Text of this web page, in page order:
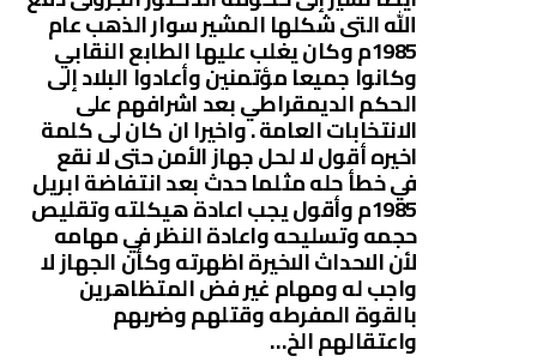
الله التى شكلها المشير سوار الذهب عام
1985م وكان يغلب عليها الطابع النقابي
وكانوا جميعا مؤتمنين وأعادوا البلاد إلى
الحكم الديمقراطي بعد اشرافهم على
الانتخابات العامة . واخيرا ان كان لى كلمة
اخيره أقول لا لحل جهاز الأمن حتى لا نقع
في خطأ حله مثلما حدث بعد انتفاضة ابريل
1985م وأقول يجب اعادة هيكلته وتقليص
حجمه وتسليحه واعادة النظر في مهامه
لأن الاحداث الاخيرة اظهرته وكأن الجهاز لا
واجب له ومهام غير فض المتظاهرين
بالقوة المفرطه وقتلهم وضربهم
واعتقالهم الخ…